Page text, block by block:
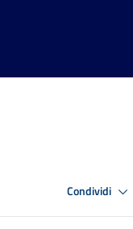
Condividi